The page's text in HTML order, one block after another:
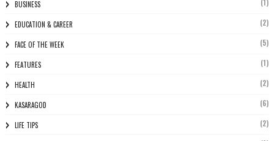
BUSINESS (1)
EDUCATION & CAREER (2)
FACE OF THE WEEK (5)
FEATURES (1)
HEALTH (2)
KASARAGOD (6)
LIFE TIPS (2)